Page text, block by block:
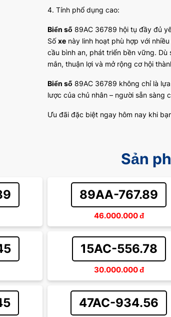
4. Tính phổ dụng cao:
Biển số 89AC 36789 hội tụ đầy đủ
Sốxe này linh hoạt phù hợp với
cầu bình an, phát triển bền vững. Dù
mắn, thuận lợi và mở rộng cơ hội
Biển số 89AC 36789 không chỉ là
lược của chủ nhân – người sẵn sàng
Ưu đãi đặc biệt ngay hôm nay khi
Sản
89AA-767.89
46.000.000đ
15AC-556.78
30.000.000đ
47AC-934.56